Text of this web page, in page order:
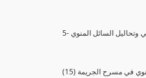
وتحاليل السائل المنوي
في مسرح الجريمة